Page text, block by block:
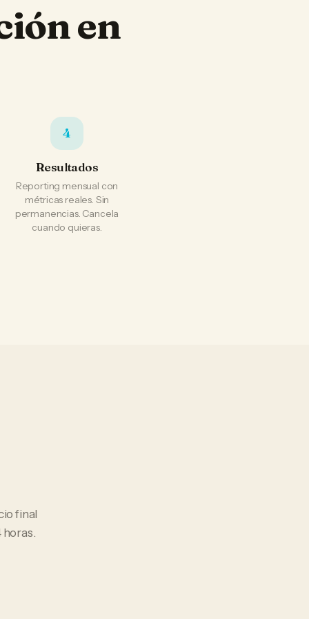
en
4
Resultados
Reporting mensual con
métricas reales. Sin
permanencias. Cancela
cuando quieras.
final
horas.